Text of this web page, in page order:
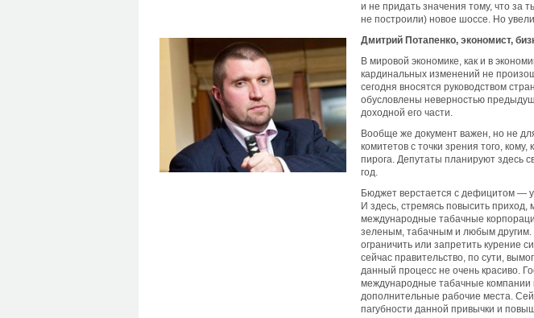
и не придать значения тому, что за
не построили) новое шоссе. Но
Дмитрий Потапенко, экономист,
В мировой экономике, как и в
кардинальных изменений не
сегодня вносятся руководством
обусловлены неверностью
доходной его части.
Вообще же документ важен, но не
комитетов с точки зрения того,
пирога. Депутаты планируют здесь
год.
Бюджет верстается с дефицитом —
И здесь, стремясь повысить приход,
международные табачные
зеленым, табачным и любым
ограничить или запретить курение
сейчас правительство, по сути,
данный процесс не очень красиво.
международные табачные компании
дополнительные рабочие места.
пагубности данной привычки и